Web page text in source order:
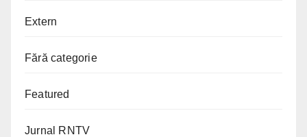
Extern
Fără categorie
Featured
Jurnal RNTV